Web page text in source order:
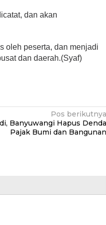
dan akan
oleh peserta, dan menjadi
dan daerah.(Syaf)
Pos berikutnya
Banyuwangi Hapus Denda
Pajak Bumi dan Bangunan